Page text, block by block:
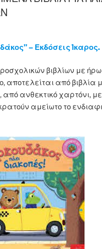
– Εκδόσεις Ίκαρος.
βιβλίων με
αποτελείται από βιβλία
από ανθεκτικό χαρτόνι,
αμείωτο το